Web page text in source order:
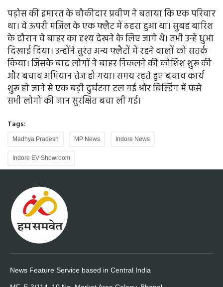
पड़ोस की इमारत के चौकीदार प्रवीण ने बताया कि एक परिवार
था। वे ऊपरी मंजिल के एक फ्लैट में ठहरा हुआ था। सुबह बारिश
के दौरान वे बाहर का दृश्य देखने के लिए जागे थे। तभी उन्हें धुआं
दिखाई दिया। उन्होंने तुरंत अन्य फ्लैटों में रहने वालों को सतर्क
किया। जिसके बाद लोगों ने बाहर निकलने की कोशिश शुरू की
और बचाव अभियान तेज हो गया। समय रहते हुए बचाव कार्य
शुरू हो जाने से एक बड़ी दुर्घटना टल गई और बिल्डिंग में फंसे
सभी लोगों की जान सुरक्षित बचा ली गई।
Tags:
Madhya Pradesh MP News Indore News
Indore EV Showroom
News Feature Service based in Central India